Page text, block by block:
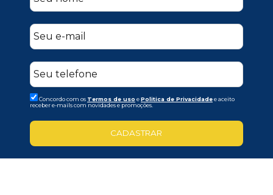
Concordo com os Termos de uso ePolitica de Privacidadee aceito
receber e-mails com novidades e promoções.
CADASTRAR